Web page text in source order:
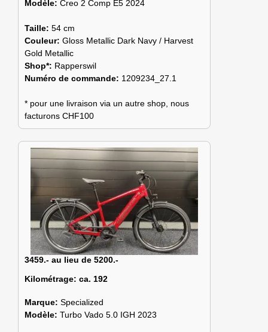
Modèle: Creo 2 Comp E5 2024
Taille: 54 cm
Couleur: Gloss Metallic Dark Navy / Harvest
Gold Metallic
Shop*: Rapperswil
Numéro de commande: 1209234_27.1
* pour une livraison via un autre shop, nous
facturons CHF100
3459.- au lieu de 5200.-
Kilométrage: ca. 192
Marque: Specialized
Modèle: Turbo Vado 5.0 IGH 2023